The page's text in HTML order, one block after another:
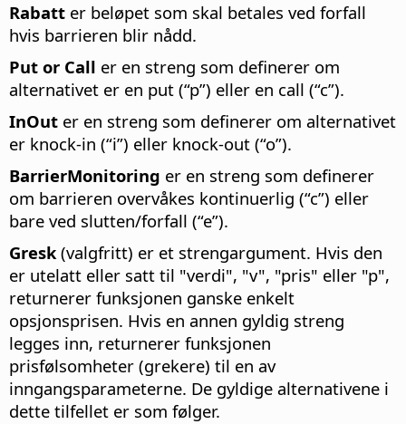
Rabatt er beløpet som skal betales ved forfall
hvis barrieren blir nådd.
Put or Call er en streng som definerer om
alternativet er en put (“p”) eller en call (“c”).
InOut er en streng som definerer om alternativet
er knock-in (“i”) eller knock-out (“o”).
BarrierMonitoring er en streng som definerer
om barrieren overvåkes kontinuerlig (“c”) eller
bare ved slutten/forfall (“e”).
Gresk(valgfritt) er et strengargument. Hvis den
er utelatt eller satt til "verdi", "v", "pris" eller "p",
returnerer funksjonen ganske enkelt
opsjonsprisen. Hvis en annen gyldig streng
legges inn, returnerer funksjonen
prisfølsomheter (grekere) til en av
inngangsparameterne. De gyldige alternativene i
dette tilfellet er som følger.